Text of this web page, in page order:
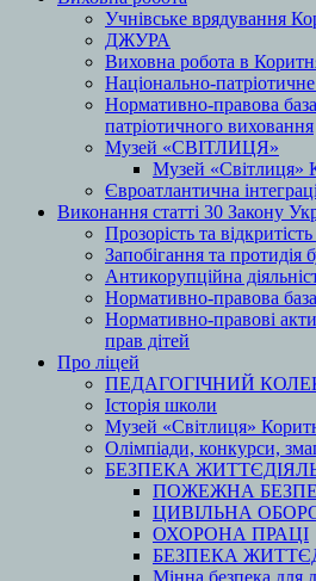
Учнівське врядування
ДЖУРА
Виховна робота в
Національно-
Нормативно-правова
патріотичного виховання
Музей «СВІТЛИЦЯ»
Музей «Світлиця»
Євроатлантична
Виконання статті 30 Закону
Прозорість та
Запобігання та протидія
Антикорупційна
Нормативно-правова база
Нормативно-правові
прав дітей
Про ліцей
ПЕДАГОГІЧНИЙ
Історія школи
Музей «Світлиця»
Олімпіади, конкурси,
БЕЗПЕКА
ПОЖЕЖНА
ЦИВІЛЬНА
ОХОРОНА ПРАЦІ
БЕЗПЕКА
Мінна безпека для